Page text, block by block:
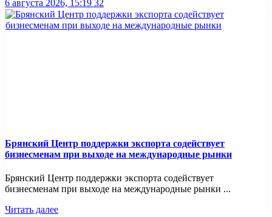
6 августа 2026, 15:19 32
Брянский Центр поддержки экспорта содействует
бизнесменам при выходе на международные рынки
Брянский Центр поддержки экспорта содействует
бизнесменам при выходе на международные рынки ...
Читать далее